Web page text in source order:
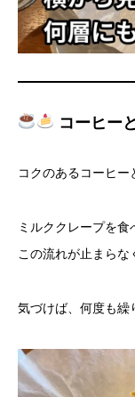
コーヒー
コクのあるコーヒ
ミルククレープを食
この流れが止まらな
気づけば、何度も繰